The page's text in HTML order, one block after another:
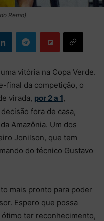
Remo)
vitória na Copa Verde.
final da competição, o
virada, por 2 a 1,
fora de casa,
Amazônia. Um dos
Jonilson, que tem
do técnico Gustavo
mais pronto para poder
Espero que possa
ter reconhecimento,